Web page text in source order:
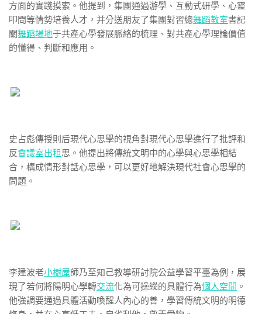
方面的實踐摸索。他提到，集團通過游學、互動式研學、心靈
叩問等情勢培養人才，并分送朋友了集團對習總舞蹈教室書記
關舞蹈場地于共產心學發展脈絡的梳理、對共產心學理論價值
的懂得、判斷和應用。
史占彪傳授則后現代心思學的視角對現代心思學進行了批評和
反會議室出租 思。他提出將傳統文明中的心學與心思學相結
合，構成情形對話心思學，可以更好地解決現代社會心思學的
問題。
李建波老小樹屋師乃至知己教導研討院公益學習平臺為例，展
現了若何將陽明心學轉交流化為可操縱的具體行為個人空間 。
他強調要通過具體活動喚醒人內心的善，學習傳統文明的明德